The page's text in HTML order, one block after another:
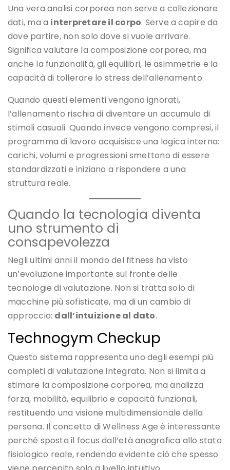
Una vera analisi corporea non serve a collezionare
dati, ma a interpretare il corpo. Serve a capire da
dove partire, non solo dove si vuole arrivare.
Significa valutare la composizione corporea, ma
anche la funzionalità, gli equilibri, le asimmetrie e la
capacità di tollerare lo stress dell’allenamento.
Quando questi elementi vengono ignorati,
l’allenamento rischia di diventare un accumulo di
stimoli casuali. Quando invece vengono compresi, il
programma di lavoro acquisisce una logica interna:
carichi, volumi e progressioni smettono di essere
standardizzati e iniziano a rispondere a una
struttura reale.
Quando la tecnologia diventa
uno strumento di
consapevolezza
Negli ultimi anni il mondo del fitness ha visto
un’evoluzione importante sul fronte delle
tecnologie di valutazione. Non si tratta solo di
macchine più sofisticate, ma di un cambio di
approccio: dall’intuizione al dato.
Technogym Checkup
Questo sistema rappresenta uno degli esempi più
completi di valutazione integrata. Non si limita a
stimare la composizione corporea, ma analizza
forza, mobilità, equilibrio e capacità funzionali,
restituendo una visione multidimensionale della
persona. Il concetto di Wellness Age è interessante
perché sposta il focus dall’età anagrafica allo stato
fisiologico reale, rendendo evidente ciò che spesso